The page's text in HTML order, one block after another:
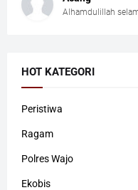
Alhamdulillah
HOT KATEGORI
Peristiwa
Ragam
Polres Wajo
Ekobis